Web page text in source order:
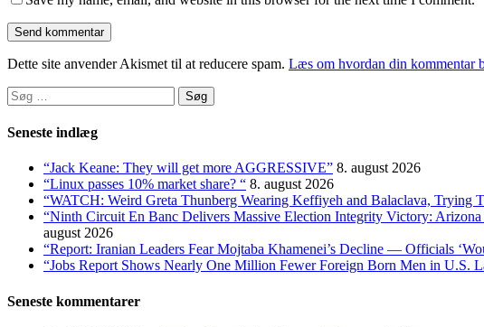
Dette site anvender Akismet til at reducere spam. Læs om hvordan din kommentar
Søg
efter:
Seneste indlæg
“Jack Keane: They will get more AGGRESSIVE” 8. august 2026
“Linux passes 10% market share? “ 8. august 2026
“WATCH: Weird Greta Thunberg Wearing Keffiyeh and Balaclava, Trying
“Ninth Circuit En Banc Delivers Massive Election Integrity Victory:
august 2026
“Report: Iranian Leaders Fear Mojtaba Khamenei’s Decline — Officials
“Jobs Report Shows Nearly One Million Fewer Foreign Born Men in U.S.
Seneste kommentarer